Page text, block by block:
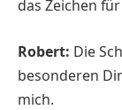
das Zeichen
Robert: Die
besonderen
mich.